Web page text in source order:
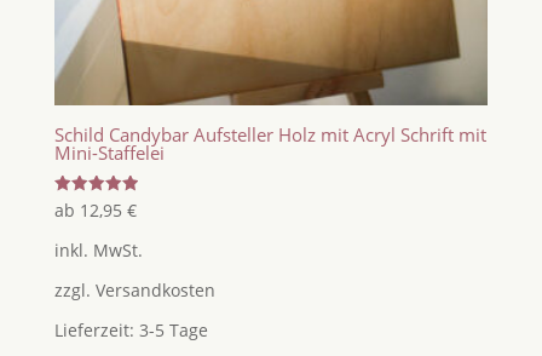
Schild Candybar Aufsteller Holz mit Acryl Schrift mit
Mini-Staffelei
Bewertet
mit
von 5
ab 12,95 €
inkl. MwSt.
zzgl. Versandkosten
Lieferzeit: 3-5 Tage